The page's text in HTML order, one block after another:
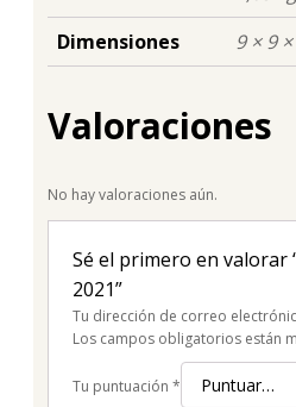
Dimensiones
9 × 9
Valoraciones
No hay valoraciones aún.
Sé el primero en valorar
2021”
Tu dirección de correo
Los campos obligatorios están
Tu puntuación *